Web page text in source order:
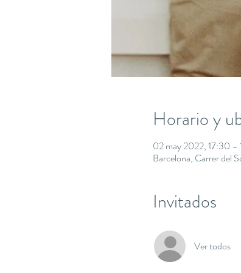
Horario y
02 may 2022, 17:30 –
Barcelona, Carrer del
Invitados
Ver todos